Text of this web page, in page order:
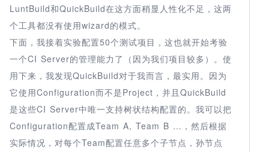
LuntBuild和QuickBuild在这方面稍显人性化不足，这两
个工具都没有使用wizard的模式。
下面，我接着实验配置50个测试项目，这也就开始考验
一个CI Server的管理能力了（因为我们项目较多）。使
用下来，我发现QuickBuild对于我而言，最实用。因为
它使用Configuration而不是Project，并且QuickBuild
是这些CI Server中唯一支持树状结构配置的。我可以把
Configuration配置成Team A, Team B …，然后根据
实际情况，对每个Team配置任意多个子节点，孙节点